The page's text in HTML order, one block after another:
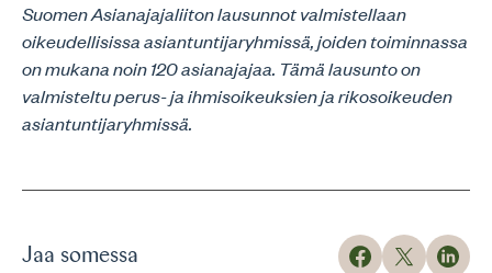
Suomen Asianajajaliiton lausunnot valmistellaan
oikeudellisissa asiantuntijaryhmissä, joiden toiminnassa
on mukana noin 120 asianajajaa. Tämä lausunto on
valmisteltu perus- ja ihmisoikeuksien ja rikosoikeuden
asiantuntijaryhmissä.
Jaa somessa